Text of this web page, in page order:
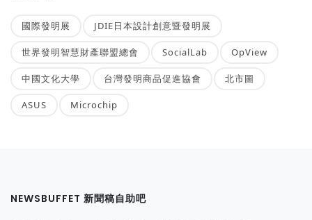
國際發明展 JDIE日本設計創意暨發明展
世界發明智慧財產聯盟總會 SocialLab OpView
中國文化大學 台灣發明商品促進協會 北市圖
ASUS Microchip
NEWSBUFFET 新聞稿自助吧